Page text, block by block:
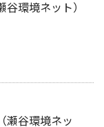
環境ネット）
瀬谷環境ネッ